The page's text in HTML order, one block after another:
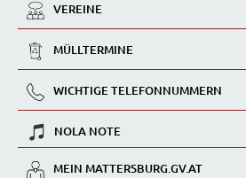
VEREINE
MÜLLTERMINE
WICHTIGE TELEFONNUMMERN
NOLA NOTE
MEIN MATTERSBURG.GV.AT